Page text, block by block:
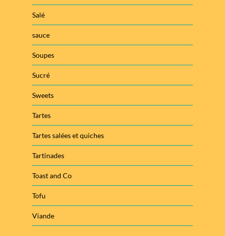
Salé
sauce
Soupes
Sucré
Sweets
Tartes
Tartes salées et quiches
Tartinades
Toast and Co
Tofu
Viande